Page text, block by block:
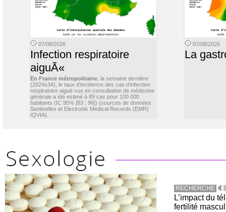
07/08/2026
Infection respiratoire
aiguÃ«
En France métropolitaine , la semaine dernière
(2024s34), le taux d’incidence des cas d’infection
respiratoire aiguë vus en consultation de médecine
générale a été estimé à 89 cas pour 100 000
habitants (IC 95% [83 ; 96]) (sources de données :
Sentinelles et Electronic Medical Records (EMR)
IQVIA).
07/08/2026
La
RECHERCHE
L’impact du
fertilité